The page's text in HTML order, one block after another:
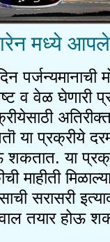
मध्ये
पर्जन्यमानाची
व वेळ घेणारी
या प्रक्रीये
शकतात. या
माहीती
सरासरी
तयार होऊ